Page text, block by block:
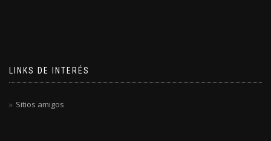
LINKS DE INTERÉS
Sitios amigos